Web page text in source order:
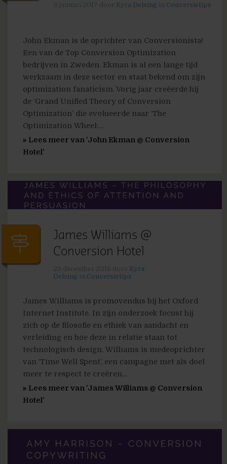
Kyra Delsing Conversietips
John Ekman is de oprichter van Conversionista!
Een van de Top Conversion Optimization
bedrijven in Zweden. Ekman is al een lange tijd
werkzaam in deze sector en staat bekend om zijn
optimization fanaticism. Vorig jaar creëerde hij
de ‘Grand Unified Theory of Conversion
Optimization’ die evolueerde naar ‘The
Optimization Wheel:...
» Lees meer van 'John Ekman @ Conversion
Hotel'
James Williams @
Conversion Hotel
Kyra
Delsing
Conversietips
James Williams is promovendus bij het Oxford
Internet Institute. In zijn onderzoek focust hij
zich op de filosofie en ethiek van aandacht en
verleiding en hoe deze in relatie staan tot
technologisch design. Williams is medeoprichter
van ‘Time Well Spent’, een campagne met als doel
meer te respect te creëren...
» Lees meer van 'James Williams @ Conversion
Hotel'